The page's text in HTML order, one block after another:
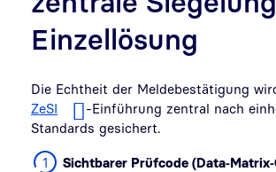
Einzellösung
Die Echtheit der Meldebestätigung
ZeSI
-Einführung zentral nach
Standards gesichert.
Sichtbarer Prüfcode